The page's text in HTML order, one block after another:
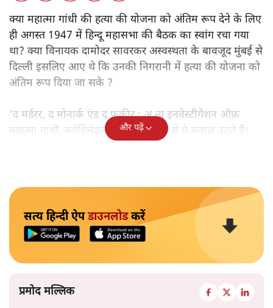
क्या महात्मा गांधी की हत्या की योजना को अंतिम रूप देने के लिए
ही अगस्त 1947 में हिन्दू महासभा की बैठक का स्वांग रचा गया
था? क्या विनायक दामोदर सावरकर अस्वस्थता के बावजूद मुंबई से
दिल्ली इसलिए आए थे कि उनकी निगरानी में हत्या की योजना को
अंतिम रूप दिया जा सके ?
'द मर्डरर, द मोनार्क एंड द फ़कीर : अ न्यू इनवेस्टीगेशन ऑफ़
महात्मा गांधी असेशिनेशन' नामक किताब से ये सवाल उठते हैं।
और पढ़ें
सत्य हिन्दी ऐपडाउनलोडकरें
प्रमोद मल्लिक